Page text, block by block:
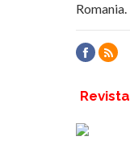
Romania.
Revista